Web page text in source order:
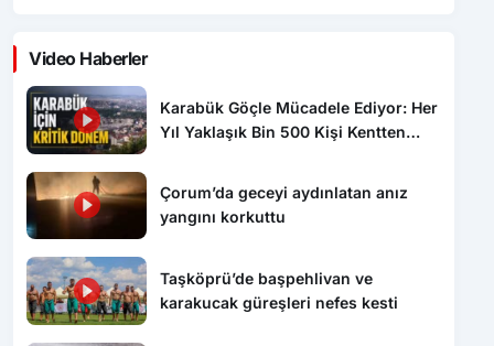
Video Haberler
Karabük Göçle Mücadele Ediyor: Her
Yıl Yaklaşık Bin 500 Kişi Kentten
Çorum’da geceyi aydınlatan anız
yangını korkuttu
Taşköprü’de başpehlivan ve
karakucak güreşleri nefes kesti